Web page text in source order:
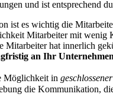
und ist entsprechend
ist es wichtig die
Mitarbeiter mit wenig
Mitarbeiter hat innerlich
an Ihr
Möglichkeit in
die Kommunikation,